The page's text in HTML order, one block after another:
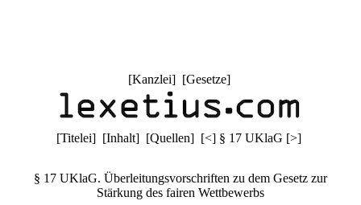
[Kanzlei] [Gesetze]
[Titelei] [Inhalt] [Quellen] [<] § 17 UKlaG [>]
§ 17 UKlaG. Überleitungsvorschriften zu dem Gesetz zur
Stärkung des fairen Wettbewerbs